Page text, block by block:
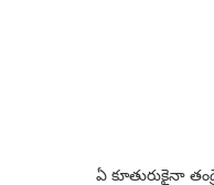
ఏ కూతురుకైనా